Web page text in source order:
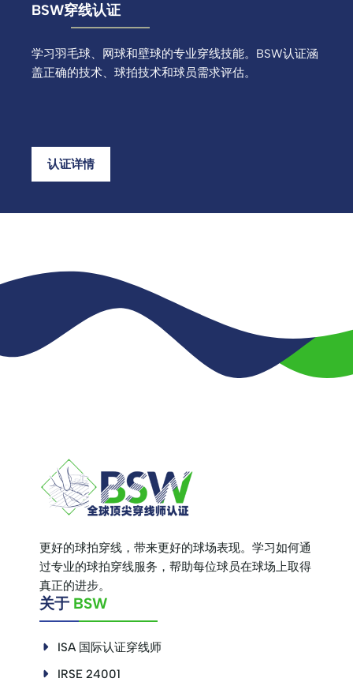
BSW穿线认证
学习羽毛球、网球和壁球的专业穿线技能。BSW认证涵
盖正确的技术、球拍技术和球员需求评估。
认证详情
更好的球拍穿线，带来更好的球场表现。学习如何通
过专业的球拍穿线服务，帮助每位球员在球场上取得
真正的进步。
关于 BSW
ISA 国际认证穿线师
IRSE 24001